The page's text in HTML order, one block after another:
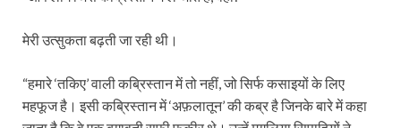
मेरी उत्सुकता बढ़ती जा रही थी।
“हमारे ‘तकिए’ वाली कब्रिस्तान में तो नहीं, जो सिर्फ कसाइयों के लिए
महफूज है। इसी कब्रिस्तान में ‘अफ़लातून’ की कब्र है जिनके बारे में कहा